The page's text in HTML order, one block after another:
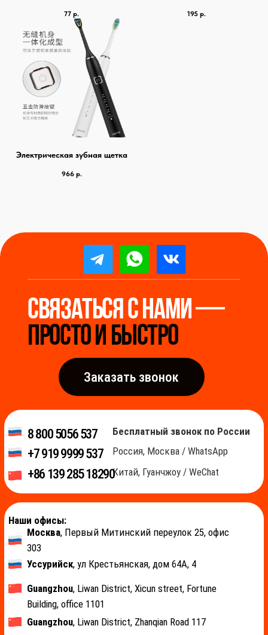
77 р. 195 р.
Электрическая зубная щетка
966 р.
связаться с нами —
просто и быстро
Простой импорт Сложных вещей
мостом между вами и
производителями Китая.
Заказать звонок
+86 139 285 18290
+7 919 9999 537
Китай, Гуанчжоу / WeChat
Россия, Москва / WhatsApp
Бесплатный звонок по России
8 800 5056 537
, Liwan District, Zhanqian Road 117
Building, office 1101
, Honghua District, Block 9, Units 3-5
, Первый Митинский переулок 25, офис